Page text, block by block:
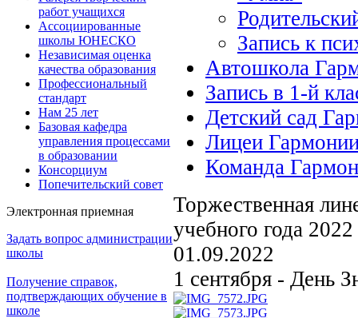
работ учащихся
Ассоциированные
школы ЮНЕСКО
Независимая оценка
качества образования
Профессиональный
стандарт
Нам 25 лет
Базовая кафедра
управления процессами
в образовании
Консорциум
Попечительский совет
Электронная приемная
Задать вопрос администрации
школы
Получение справок,
подтверждающих обучение в
школе
Запись к
Автошкола
Запись в 1-й
Детский сад
Лицеи
Команда
Торжественная
учебного года 2022
01.09.2022
1 сентября - День